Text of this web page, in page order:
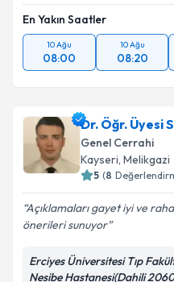
En Yakın Saatler
10 Ağu
08:00
10 Ağu
08:20
Dr. Öğr. Üyesi
Genel Cerrahi
Kayseri, Melikgazi
5 (8
Açıklamaları gayet iyi ve
önerileri sunuyor
Erciyes Üniversitesi Tıp
Nesibe Hastanesi(Dahili